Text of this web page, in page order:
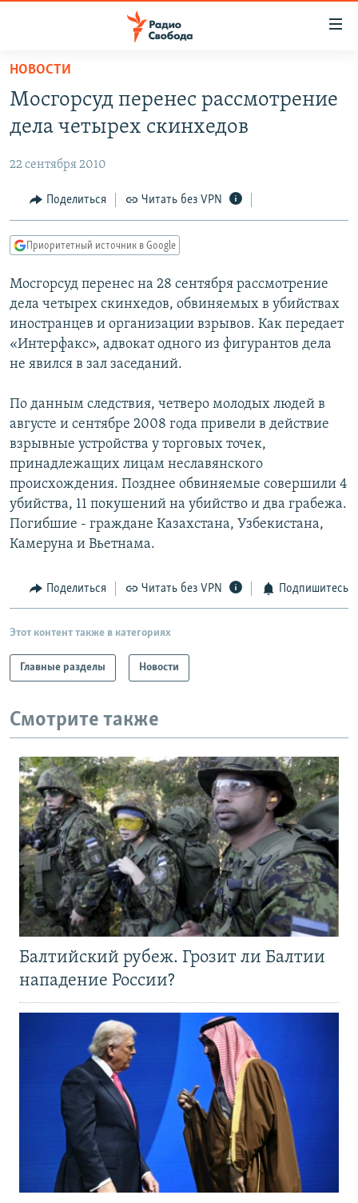
упрощенного
доступа
основному
Вернутся
главной
навигации
Вернутся
поиску
ПОДКАСТЫ
АВТОРСКИЕ ПРОЕКТЫ
ЦИТАТЫ СВОБОДЫ
МНЕНИЯ
IDEL.РЕАЛИИ
КАВКАЗ.РЕАЛИИ
СЕВЕР.РЕАЛИИ
СИБИРЬ.РЕАЛИИ
РАСПИСАНИЕ ВЕЩАНИЯ
ПОДПИШИТЕСЬ НА РАССЫЛКУ
СОЦИАЛЬНЫЕ СЕТИ
Все сайты РСЕ/РС
НОВОСТИ
Мосгорсуд перенес рассмотрение
дела четырех скинхедов
22 сентября 2010
Поделиться Читать без VPN
Приоритетный источник в Google
Мосгорсуд перенес на 28 сентября рассмотрение
дела четырех скинхедов, обвиняемых в убийствах
иностранцев и организации взрывов. Как передает
«Интерфакс», адвокат одного из фигурантов дела
не явился в зал заседаний.
По данным следствия, четверо молодых людей в
августе и сентябре 2008 года привели в действие
взрывные устройства у торговых точек,
принадлежащих лицам неславянского
происхождения. Позднее обвиняемые совершили 4
убийства, 11 покушений на убийство и два грабежа.
Погибшие - граждане Казахстана, Узбекистана,
Камеруна и Вьетнама.
Поделиться Читать без VPN Подпишитесь
Этот контент также в категориях
Главные разделы Новости
Смотрите также
Балтийский рубеж. Грозит ли Балтии
нападение России?